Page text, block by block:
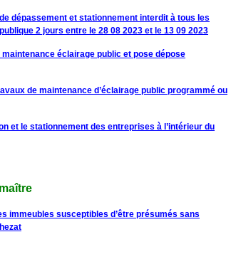
dépassement et stationnement interdit à tous les
2 jours entre le 28 08 2023 et le 13 09 2023
éclairage public et pose dépose
de maintenance d’éclairage public programmé ou
et le stationnement des entreprises à l’intérieur du
immeubles susceptibles d’être présumés sans